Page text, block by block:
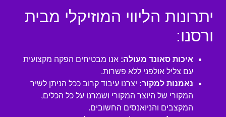
יתרונות הליווי המוזיקלי מבית
ורסנו:
איכות סאונד מעולה: אנו מבטיחים הפקה מקצועית
עם צליל אולפני ללא פשרות.
נאמנות למקור: יצרנו עיבוד קרוב ככל הניתן לשיר
המקורי של היוצר המקורי ושמרנו על כל הכלים,
המקצבים והניואנסים החשובים.